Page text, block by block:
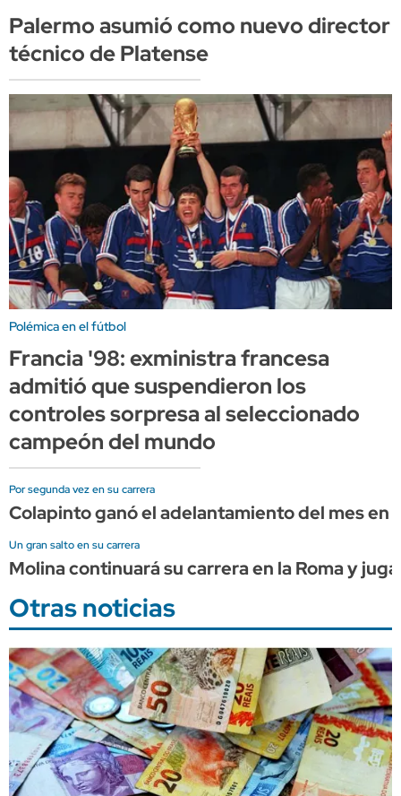
Palermo asumió como nuevo director
técnico de Platense
Polémica en el fútbol
Francia '98: exministra francesa
admitió que suspendieron los
controles sorpresa al seleccionado
campeón del mundo
Por segunda vez en su carrera
Colapinto ganó el adelantamiento del mes en
Un gran salto en su carrera
Molina continuará su carrera en la Roma y
Otras noticias